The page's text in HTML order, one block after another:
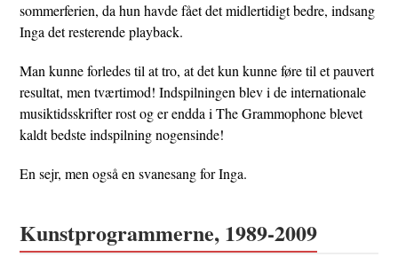
sommerferien, da hun havde fået det midlertidigt bedre, indsang
Inga det resterende playback.
Man kunne forledes til at tro, at det kun kunne føre til et pauvert
resultat, men tværtimod! Indspilningen blev i de internationale
musiktidsskrifter rost og er endda i The Grammophone blevet
kaldt bedste indspilning nogensinde!
En sejr, men også en svanesang for Inga.
Kunstprogrammerne, 1989-2009